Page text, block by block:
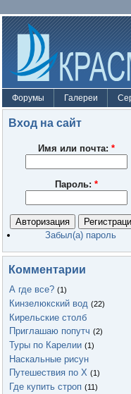
Форумы Галереи
Вход на сайт
Имя или почта: *
Пароль: *
Забыл(а) пароль
Комментарии
А где все? (1)
Кинзелюкский вод (22)
Кирельские столб
Приглашаю попутч (2)
Туры по Карелии (1)
Наскальные рисун
Путешествия по Х (1)
Где купить строп (11)